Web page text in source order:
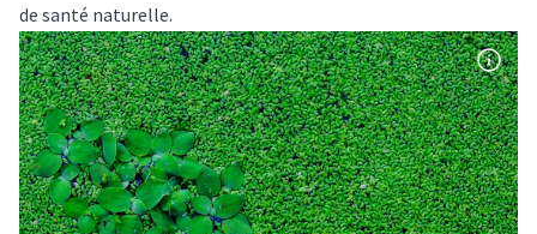
de santé naturelle.